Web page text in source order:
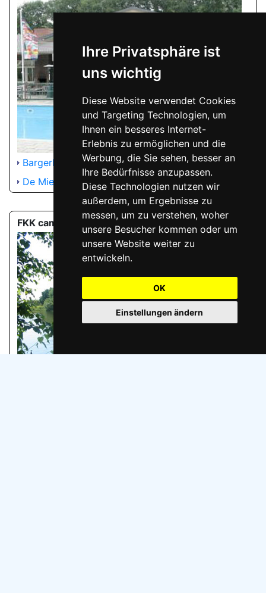
Ihre Privatsphäre ist
uns wichtig
Diese Website verwendet Cookies
und Targeting Technologien, um
Ihnen ein besseres Internet-
Erlebnis zu ermöglichen und die
Werbung, die Sie sehen, besser an
Ihre Bedürfnisse anzupassen.
Diese Technologien nutzen wir
außerdem, um Ergebnisse zu
messen, um zu verstehen, woher
unsere Besucher kommen oder um
unsere Website weiter zu
entwickeln.
OK
Einstellungen ändern
Bargerhoek
De Mierenhoop
FKK campingplätze